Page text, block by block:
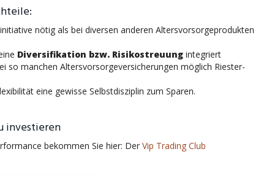
nötig als bei diversen anderen Altersvorsorgeprodukten
Diversifikation bzw. Risikostreuung integriert
so manchen Altersvorsorgeversicherungen möglich Riester-
eine gewisse Selbstdisziplin zum Sparen.
investieren
bekommen Sie hier: Der Vip Trading Club